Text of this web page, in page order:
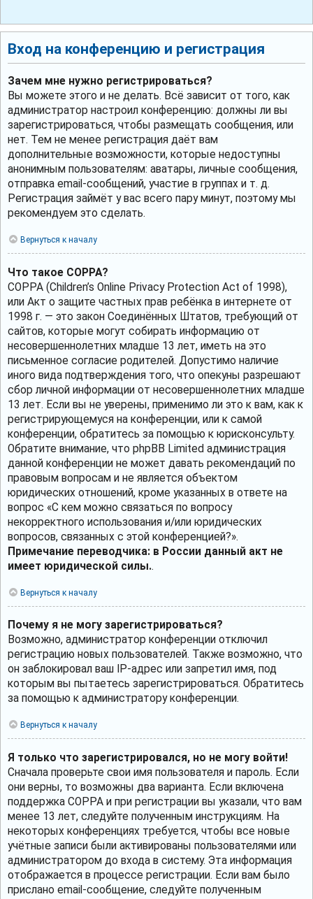
Вход на конференцию и регистрация
Зачем мне нужно регистрироваться?
Вы можете этого и не делать. Всё зависит от того, как
администратор настроил конференцию: должны ли вы
зарегистрироваться, чтобы размещать сообщения, или
нет. Тем не менее регистрация даёт вам
дополнительные возможности, которые недоступны
анонимным пользователям: аватары, личные сообщения,
отправка email-сообщений, участие в группах и т. д.
Регистрация займёт у вас всего пару минут, поэтому мы
рекомендуем это сделать.
Вернуться к началу
Что такое COPPA?
COPPA (Children’s Online Privacy Protection Act of 1998),
или Акт о защите частных прав ребёнка в интернете от
1998 г. — это закон Соединённых Штатов, требующий от
сайтов, которые могут собирать информацию от
несовершеннолетних младше 13 лет, иметь на это
письменное согласие родителей. Допустимо наличие
иного вида подтверждения того, что опекуны разрешают
сбор личной информации от несовершеннолетних младше
13 лет. Если вы не уверены, применимо ли это к вам, как к
регистрирующемуся на конференции, или к самой
конференции, обратитесь за помощью к юрисконсульту.
Обратите внимание, что phpBB Limited администрация
данной конференции не может давать рекомендаций по
правовым вопросам и не является объектом
юридических отношений, кроме указанных в ответе на
вопрос «С кем можно связаться по вопросу
некорректного использования и/или юридических
вопросов, связанных с этой конференцией?».
Примечание переводчика: в России данный акт не
имеет юридической силы..
Вернуться к началу
Почему я не могу зарегистрироваться?
Возможно, администратор конференции отключил
регистрацию новых пользователей. Также возможно, что
он заблокировал ваш IP-адрес или запретил имя, под
которым вы пытаетесь зарегистрироваться. Обратитесь
за помощью к администратору конференции.
Вернуться к началу
Я только что зарегистрировался, но не могу войти!
Сначала проверьте свои имя пользователя и пароль. Если
они верны, то возможны два варианта. Если включена
поддержка COPPA и при регистрации вы указали, что вам
менее 13 лет, следуйте полученным инструкциям. На
некоторых конференциях требуется, чтобы все новые
учётные записи были активированы пользователями или
администратором до входа в систему. Эта информация
отображается в процессе регистрации. Если вам было
прислано email-сообщение, следуйте полученным